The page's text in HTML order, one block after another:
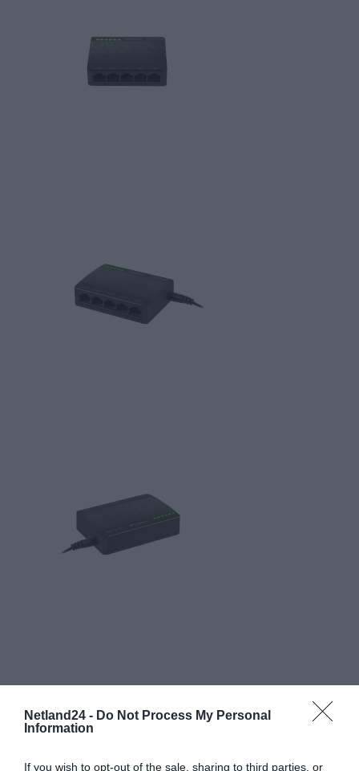
Netland24 - Do Not Process My Personal
Information
If you wish to opt-out of the sale, sharing to third parties, or